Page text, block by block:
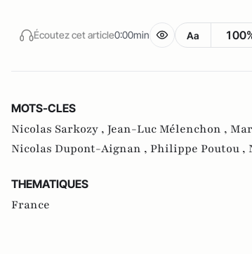
Écoutez cet article0:00min Aa
MOTS-CLES
Nicolas Sarkozy , Jean-Luc Mélenchon ,
Nicolas Dupont-Aignan , Philippe Poutou ,
THEMATIQUES
France